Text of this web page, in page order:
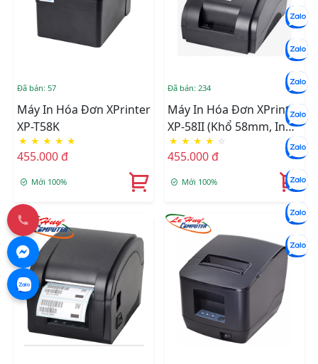
Đã bán: 57
Máy In Hóa Đơn XPrinter
XP-T58K
★ ★ ★ ★ ★
455.000 đ
Mới 100%
Đã bán: 234
Máy In Hóa Đơn XPrinter
XP-58II (khổ 58mm, In
Nhiệt)
★ ★ ★ ★ ☆
455.000 đ
Mới 100%